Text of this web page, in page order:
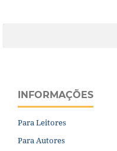
INFORMAÇÕES
Para Leitores
Para Autores